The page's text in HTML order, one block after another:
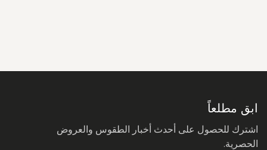
ابق مطلعاً
اشترك للحصول على أحدث أخبار الطقوس والعروض
الحصرية.